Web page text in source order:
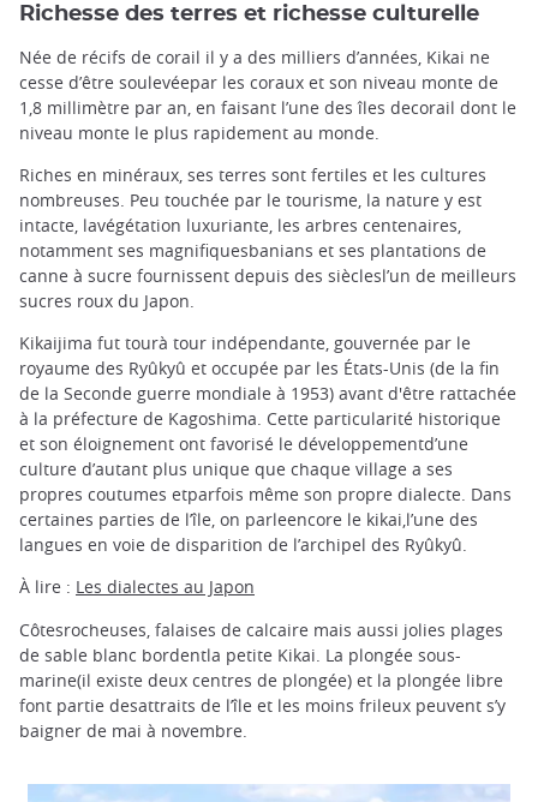
Richesse des terres et richesse culturelle
Née de récifs de corail il y a des milliers d’années, Kikai ne
cesse d’être soulevéepar les coraux et son niveau monte de
1,8 millimètre par an, en faisant l’une des îles decorail dont le
niveau monte le plus rapidement au monde.
Riches en minéraux, ses terres sont fertiles et les cultures
nombreuses. Peu touchée par le tourisme, la nature y est
intacte, lavégétation luxuriante, les arbres centenaires,
notamment ses magnifiquesbanians et ses plantations de
canne à sucre fournissent depuis des sièclesl’un de meilleurs
sucres roux du Japon.
Kikaijima fut tourà tour indépendante, gouvernée par le
royaume des Ryûkyû et occupée par les États-Unis (de la fin
de la Seconde guerre mondiale à 1953) avant d'être rattachée
à la préfecture de Kagoshima. Cette particularité historique
et son éloignement ont favorisé le développementd’une
culture d’autant plus unique que chaque village a ses
propres coutumes etparfois même son propre dialecte. Dans
certaines parties de l’île, on parleencore le kikai,l’une des
langues en voie de disparition de l’archipel des Ryûkyû.
À lire : Les dialectes au Japon
Côtesrocheuses, falaises de calcaire mais aussi jolies plages
de sable blanc bordentla petite Kikai. La plongée sous-
marine(il existe deux centres de plongée) et la plongée libre
font partie desattraits de l’île et les moins frileux peuvent s’y
baigner de mai à novembre.